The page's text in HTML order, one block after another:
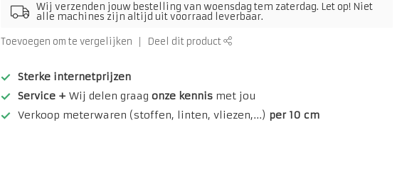
Wij verzenden jouw bestelling van woensdag tem zaterdag. Let op! Niet
alle machines zijn altijd uit voorraad leverbaar.
Toevoegen om te vergelijken Deel dit product
Sterke internetprijzen
Service + Wij delen graagonze kennis met jou
Verkoop meterwaren (stoffen, linten, vliezen,...) per 10 cm